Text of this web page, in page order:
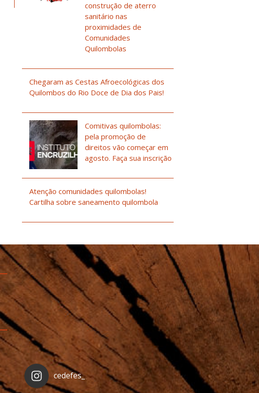
construção de aterro
sanitário nas
proximidades de
Comunidades
Quilombolas
Chegaram as Cestas Afroecológicas dos
Quilombos do Rio Doce de Dia dos Pais!
Comitivas quilombolas:
pela promoção de
direitos vão começar em
agosto. Faça sua inscrição
Atenção comunidades quilombolas!
Cartilha sobre saneamento quilombola
cedefes_